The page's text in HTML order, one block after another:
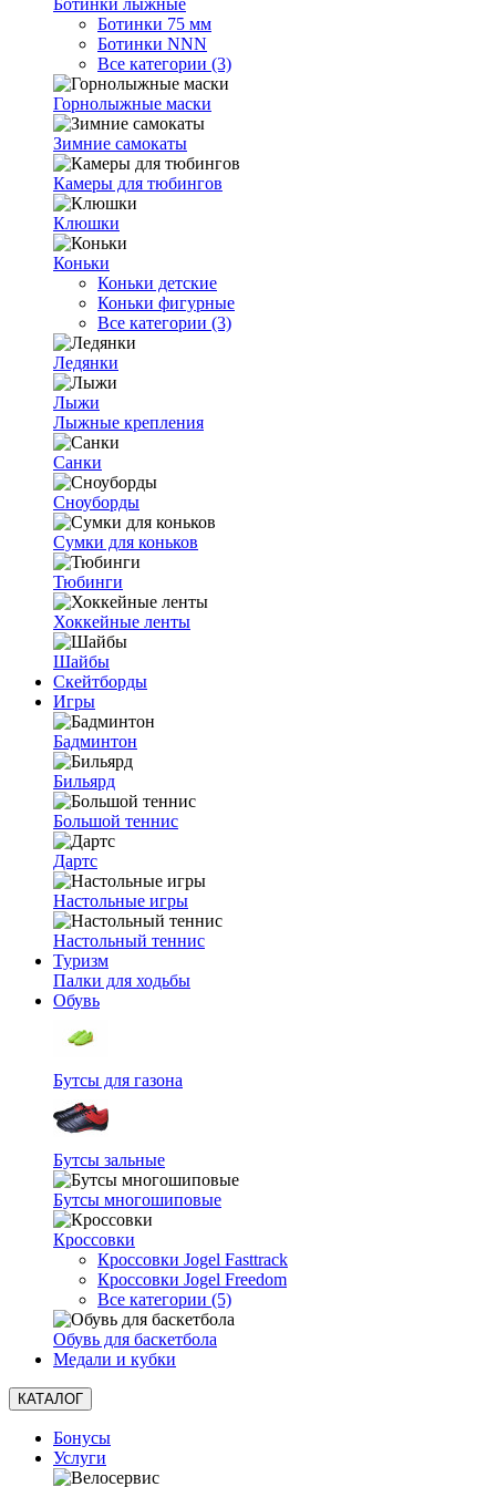
Ботинки лыжные
Ботинки 75 мм
Ботинки NNN
Все категории (3)
Горнолыжные маски
Зимние самокаты
Камеры для тюбингов
Клюшки
Коньки
Коньки детские
Коньки фигурные
Все категории (3)
Ледянки
Лыжи
Лыжные крепления
Санки
Сноуборды
Сумки для коньков
Тюбинги
Хоккейные ленты
Шайбы
Скейтборды
Игры
Бадминтон
Бильярд
Большой теннис
Дартс
Настольные игры
Настольный теннис
Туризм
Палки для ходьбы
Обувь
Бутсы для газона
Бутсы зальные
Бутсы многошиповые
Кроссовки
Кроссовки Jogel Fasttrack
Кроссовки Jogel Freedom
Все категории (5)
Обувь для баскетбола
Медали и кубки
КАТАЛОГ
Бонусы
Услуги